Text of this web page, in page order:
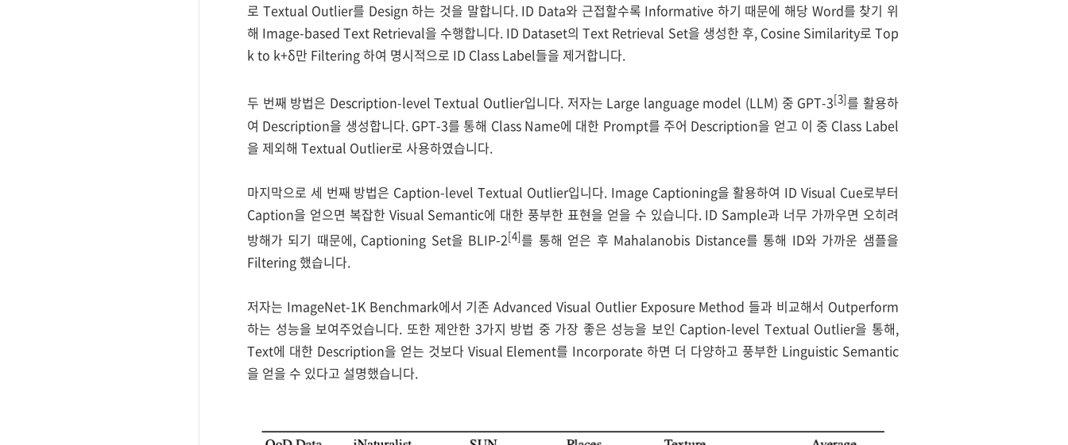
로 Textual Outlier를 Design 하는 것을 말합니다. ID Data와 근접할수록 Informative 하기 때문에 해당 Word를 찾기 위
해 Image-based Text Retrieval을 수행합니다. ID Dataset의 Text Retrieval Set을 생성한 후, Cosine Similarity로 Top
k to k+δ만 Filtering 하여 명시적으로 ID Class Label들을 제거합니다.
두 번째 방법은 Description-level Textual Outlier입니다. 저자는 Large language model (LLM) 중 GPT-3[3]를 활용하
여 Description을 생성합니다. GPT-3를 통해 Class Name에 대한 Prompt를 주어 Description을 얻고 이 중 Class Label
을 제외해 Textual Outlier로 사용하였습니다.
마지막으로 세 번째 방법은 Caption-level Textual Outlier입니다. Image Captioning을 활용하여 ID Visual Cue로부터
Caption을 얻으면 복잡한 Visual Semantic에 대한 풍부한 표현을 얻을 수 있습니다. ID Sample과 너무 가까우면 오히려
방해가 되기 때문에, Captioning Set을 BLIP-2[4]를 통해 얻은 후 Mahalanobis Distance를 통해 ID와 가까운 샘플을
Filtering 했습니다.
저자는 ImageNet-1K Benchmark에서 기존 Advanced Visual Outlier Exposure Method 들과 비교해서 Outperform
하는 성능을 보여주었습니다. 또한 제안한 3가지 방법 중 가장 좋은 성능을 보인 Caption-level Textual Outlier을 통해,
Text에 대한 Description을 얻는 것보다 Visual Element를 Incorporate 하면 더 다양하고 풍부한 Linguistic Semantic
을 얻을 수 있다고 설명했습니다.